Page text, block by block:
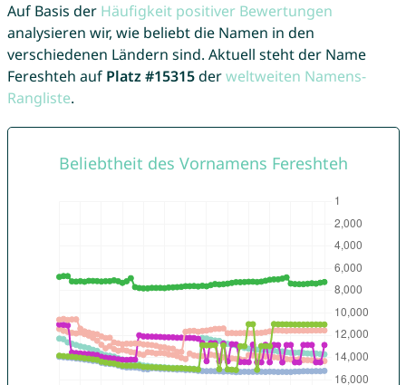
Auf Basis der Häufigkeit positiver Bewertungen
analysieren wir, wie beliebt die Namen in den
verschiedenen Ländern sind. Aktuell steht der Name
Fereshteh auf Platz #15315derweltweiten Namens-
Rangliste.